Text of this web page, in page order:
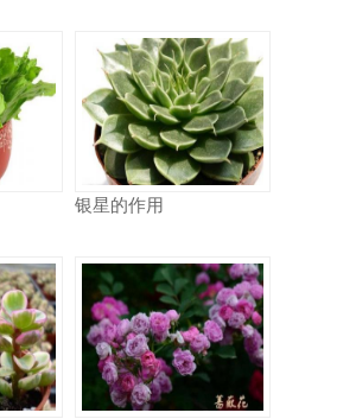
银星的作用